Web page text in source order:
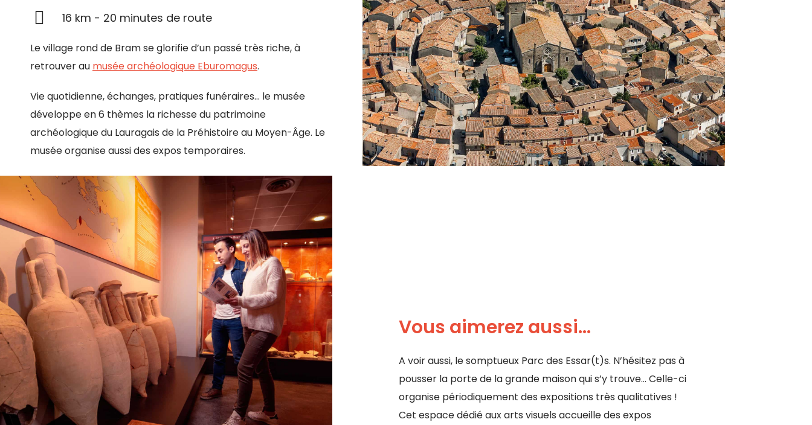
16 km - 20 minutes de route
Le village rond de Bram se glorifie d’un passé très riche, à
retrouver au musée archéologique Eburomagus.
Vie quotidienne, échanges, pratiques funéraires… le musée
développe en 6 thèmes la richesse du patrimoine
archéologique du Lauragais de la Préhistoire au Moyen-Âge. Le
musée organise aussi des expos temporaires.
Vous aimerez aussi...
A voir aussi, le somptueux Parc des Essar(t)s. N’hésitez pas à
pousser la porte de la grande maison qui s’y trouve… Celle-ci
organise périodiquement des expositions très qualitatives !
Cet espace dédié aux arts visuels accueille des expos